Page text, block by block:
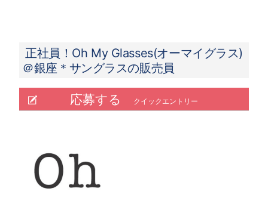
正社員！Oh My Glasses(オーマイグラス)
＠銀座＊サングラスの販売員
応募する クイックエントリー